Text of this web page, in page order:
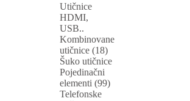
Utičnice
HDMI,
USB..
Kombinovane
utičnice (18)
Šuko utičnice
Pojedinačni
elementi (99)
Telefonske